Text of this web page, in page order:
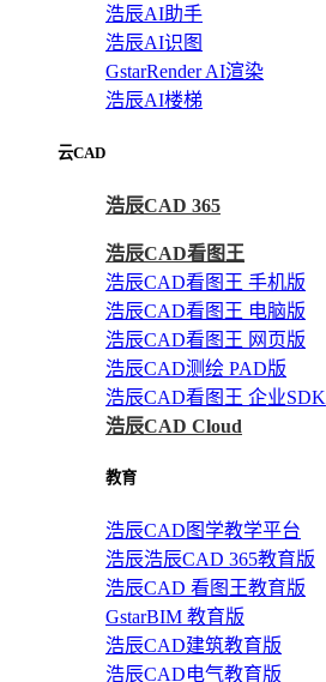
浩辰AI助手
浩辰AI识图
GstarRender AI渲染
浩辰AI楼梯
云CAD
浩辰CAD 365
浩辰CAD看图王
浩辰CAD看图王 手机版
浩辰CAD看图王 电脑版
浩辰CAD看图王 网页版
浩辰CAD测绘 PAD版
浩辰CAD看图王 企业SDK
浩辰CAD Cloud
教育
浩辰CAD图学教学平台
浩辰浩辰CAD 365教育版
浩辰CAD 看图王教育版
GstarBIM 教育版
浩辰CAD建筑教育版
浩辰CAD电气教育版